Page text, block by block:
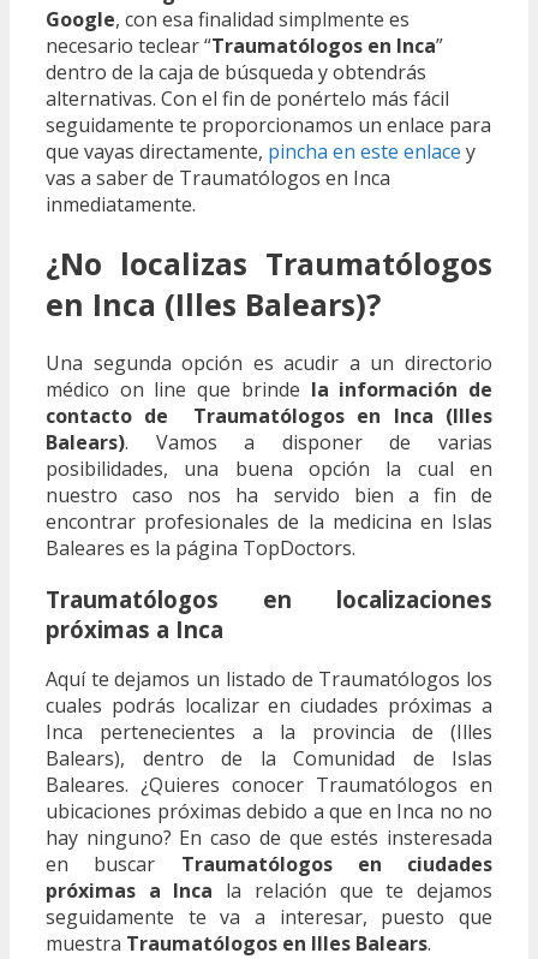
Google, con esa finalidad simplmente es
necesario teclear “Traumatólogos en Inca”
dentro de la caja de búsqueda y obtendrás
alternativas. Con el fin de ponértelo más fácil
seguidamente te proporcionamos un enlace para
que vayas directamente, pincha en este enlace y
vas a saber de Traumatólogos en Inca
inmediatamente.
¿No localizas Traumatólogos
en Inca (Illes Balears)?
Una segunda opción es acudir a un directorio
médico on line que brinde la información de
contacto de Traumatólogos en Inca (Illes
Balears). Vamos a disponer de varias
posibilidades, una buena opción la cual en
nuestro caso nos ha servido bien a fin de
encontrar profesionales de la medicina en Islas
Baleares es la página TopDoctors.
Traumatólogos en localizaciones
próximas a Inca
Aquí te dejamos un listado de Traumatólogos los
cuales podrás localizar en ciudades próximas a
Inca pertenecientes a la provincia de (Illes
Balears), dentro de la Comunidad de Islas
Baleares. ¿Quieres conocer Traumatólogos en
ubicaciones próximas debido a que en Inca no no
hay ninguno? En caso de que estés insteresada
en buscar Traumatólogos en ciudades
próximas a Inca la relación que te dejamos
seguidamente te va a interesar, puesto que
muestra Traumatólogos en Illes Balears.